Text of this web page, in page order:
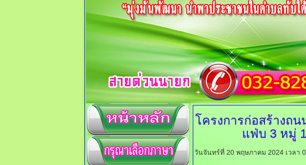
โครงการก่อสร้างถ
แฟ่บ 3 หมู่
วันจันทร์ที่ 20 พฤษภาคม 2024 เวลา